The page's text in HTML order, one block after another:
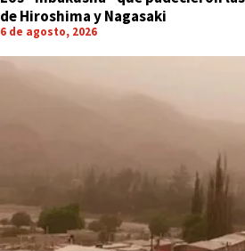
de Hiroshima y Nagasaki
6 de agosto, 2026